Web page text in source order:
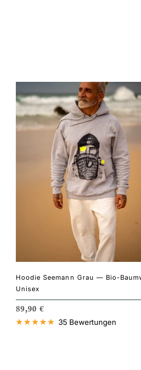
Hoodie Seemann Grau — Bio-
Unisex
ANGEBOTSPREIS
89,90 €
35 Bewertungen